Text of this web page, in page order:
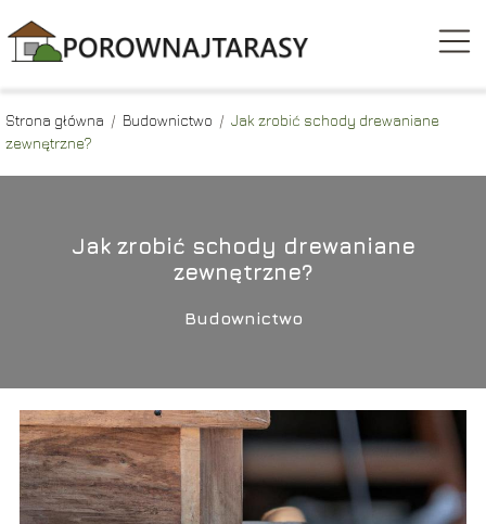
Strona główna / Budownictwo / Jak zrobić schody drewaniane
zewnętrzne?
Jak zrobić schody drewaniane
zewnętrzne?
Budownictwo